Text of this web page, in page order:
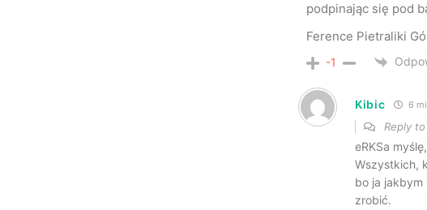
podpinając się pod
Ference Pietraliki
-1
Kibic 6
Reply to
eRKSa
Wszystkich,
bo ja jakbym
zrobić.